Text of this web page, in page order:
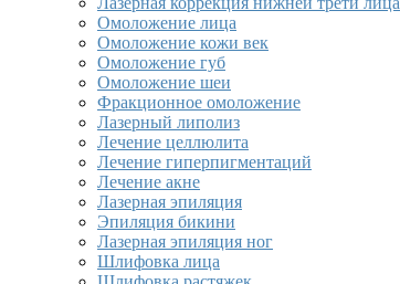
Омоложение лица
Омоложение кожи век
Омоложение губ
Омоложение шеи
Фракционное омоложение
Лазерный липолиз
Лечение целлюлита
Лечение гиперпигментаций
Лечение акне
Лазерная эпиляция
Эпиляция бикини
Лазерная эпиляция ног
Шлифовка лица